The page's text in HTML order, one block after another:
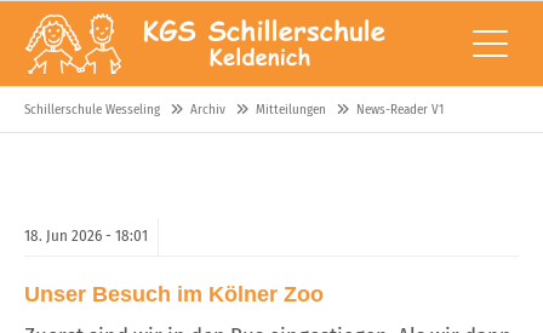
Schillerschule Wesseling Archiv Mitteilungen News-Reader V1
18. Jun 2026 - 18:01
Unser Besuch im Kölner Zoo